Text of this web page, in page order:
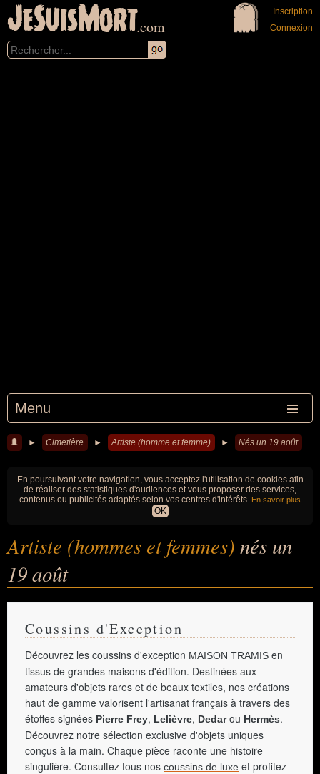
JeSuisMort.com
Menu
Inscription
Connexion
► Cimetière ► Artiste (homme et femme) ► Nés un 19 août
En poursuivant votre navigation, vous acceptez l'utilisation de cookies afin
de réaliser des statistiques d'audiences et vous proposer des services,
contenus ou publicités adaptés selon vos centres d'intérêts. En savoir plus
OK
Artiste (hommes et femmes) nés un
19 août
Coussins d'Exception
Découvrez les coussins d'exception MAISON TRAMIS en
tissus de grandes maisons d'édition. Destinées aux
amateurs d'objets rares et de beaux textiles, nos créations
haut de gamme valorisent l'artisanat français à travers des
étoffes signées Pierre Frey, Lelièvre, Dedarou Hermès.
Découvrez notre sélection exclusive d'objets uniques
conçus à la main. Chaque pièce raconte une histoire
singulière. Consultez tous nos coussins de luxe et profitez